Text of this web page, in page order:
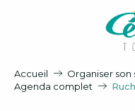
Accueil Organiser son
Agenda complet